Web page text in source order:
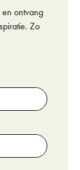
ontvang
Zo